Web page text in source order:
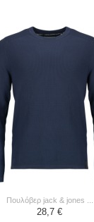
πουλόβερ jack & jones ...
28,7 €